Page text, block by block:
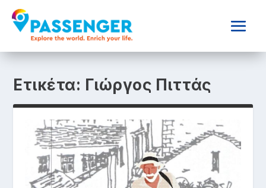
Ετικέτα: Γιώργος Πιττάς